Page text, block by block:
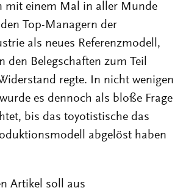
mit einem Mal in aller Munde
Top-Managern der
als neues Referenzmodell,
den Belegschaften zum Teil
regte. In nicht wenigen
es dennoch als bloße Frage
bis das toyotistische das
abgelöst haben
Artikel soll aus